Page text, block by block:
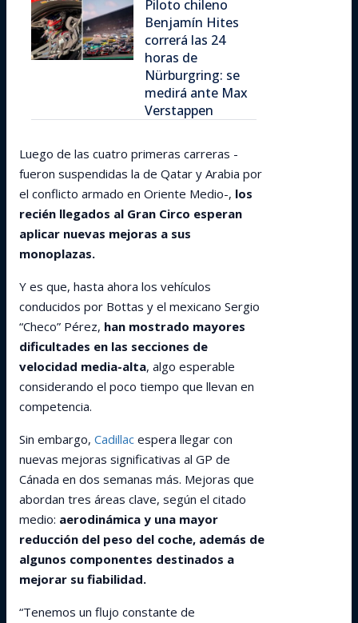
Piloto chileno
Benjamín Hites
correrá las 24
horas de
Nürburgring: se
medirá ante Max
Verstappen
Luego de las cuatro primeras carreras -
fueron suspendidas la de Qatar y Arabia por
el conflicto armado en Oriente Medio-, los
recién llegados al Gran Circo esperan
aplicar nuevas mejoras a sus
monoplazas.
Y es que, hasta ahora los vehículos
conducidos por Bottas y el mexicano Sergio
“Checo” Pérez, han mostrado mayores
dificultades en las secciones de
velocidad media-alta, algo esperable
considerando el poco tiempo que llevan en
competencia.
Sin embargo, Cadillac espera llegar con
nuevas mejoras significativas al GP de
Cánada en dos semanas más. Mejoras que
abordan tres áreas clave, según el citado
medio: aerodinámica y una mayor
reducción del peso del coche, además de
algunos componentes destinados a
mejorar su fiabilidad.
“Tenemos un flujo constante de